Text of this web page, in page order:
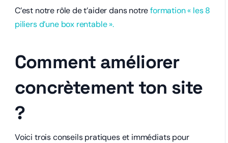
C’est notre rôle de t’aider dans notreformation « les 8
piliers d’une box rentable ».
Comment améliorer
concrètement ton site
?
Voici trois conseils pratiques et immédiats pour